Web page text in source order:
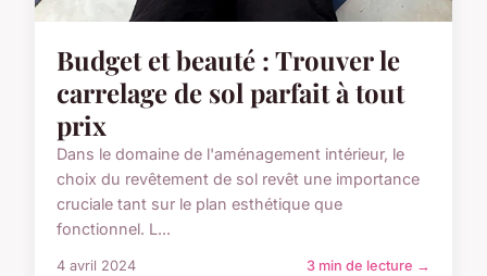
Budget et beauté : Trouver le
carrelage de sol parfait à tout
prix
Dans le domaine de l'aménagement intérieur, le
choix du revêtement de sol revêt une importance
cruciale tant sur le plan esthétique que
fonctionnel. L...
4 avril 2024 3 min de lecture →